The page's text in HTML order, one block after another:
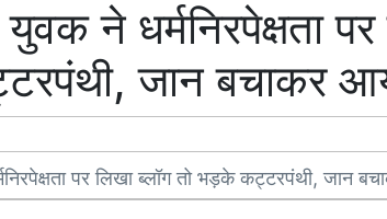
युवक ने धर्मनिरपेक्षता
जान बचाकर
पर लिखा ब्लॉग तो भड़के कट्टरपंथी, जान